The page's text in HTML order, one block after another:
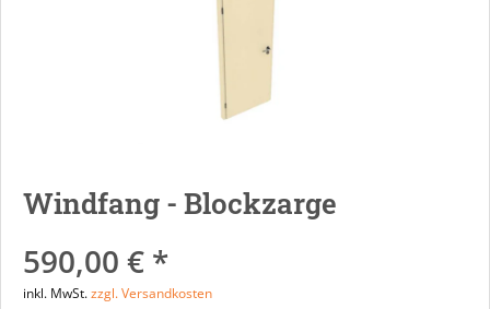
Windfang - Blockzarge
590,00 € *
inkl. MwSt.zzgl. Versandkosten